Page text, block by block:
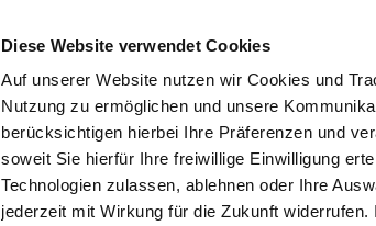
Diese Website verwendet Cookies
Auf unserer Website nutzen wir Cookies und
Nutzung zu ermöglichen und unsere
berücksichtigen hierbei Ihre Präferenzen und
soweit Sie hierfür Ihre freiwillige Einwilligung
Technologien zulassen, ablehnen oder Ihre
jederzeit mit Wirkung für die Zukunft